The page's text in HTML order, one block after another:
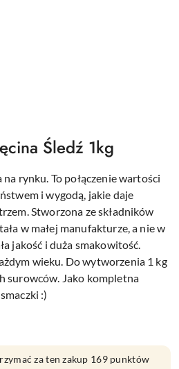
Śledź 1kg
rynku. To połączenie wartości
i wygodą, jakie daje
Stworzona ze składników
w małej manufakturze, a nie w
jakość i duża smakowitość.
wieku. Do wytworzenia 1 kg
surowców. Jako kompletna
:)
za ten zakup 169 punktów